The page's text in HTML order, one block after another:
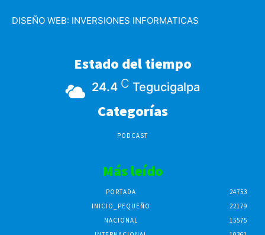
DISEÑO WEB: INVERSIONES INFORMATICAS
Estado del tiempo
24.4 C Tegucigalpa
Categorías
PODCAST
Más leído
PORTADA
24753
INICIO_PEQUEÑO
22179
NACIONAL
15575